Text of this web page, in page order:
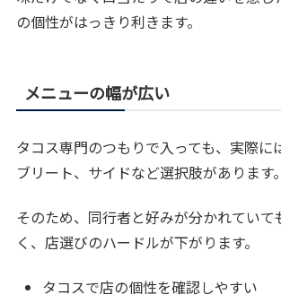
の個性がはっきり利きます。
メニューの幅が広い
タコス専門のつもりで入っても、実際に
ブリート、サイドなど選択肢があります。
そのため、同行者と好みが分かれていて
く、店選びのハードルが下がります。
タコスで店の個性を確認しやすい